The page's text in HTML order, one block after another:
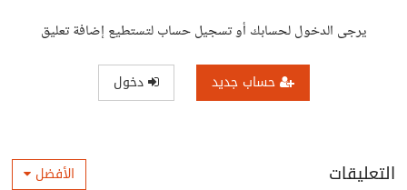
يرجى الدخول لحسابك أو تسجيل حساب لتستطيع إضافة تعليق
حساب جديد دخول
التعليقات الأفضل